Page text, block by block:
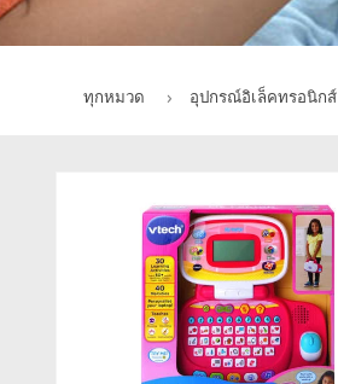
ทุกหมวด อุปกรณ์อิเล็คทรอนิกส์